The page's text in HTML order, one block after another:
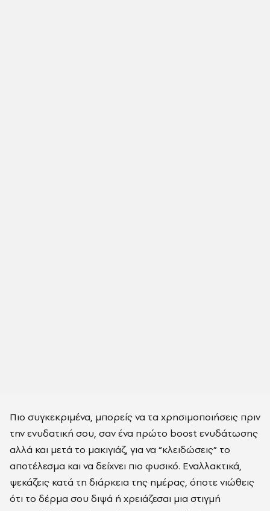
Πιο συγκεκριμένα, μπορείς να τα χρησιμοποιήσεις πριν
την ενυδατική σου, σαν ένα πρώτο boost ενυδάτωσης
αλλά και μετά το μακιγιάζ, για να “κλειδώσεις” το
αποτέλεσμα και να δείχνει πιο φυσικό. Εναλλακτικά,
ψεκάζεις κατά τη διάρκεια της ημέρας, όποτε νιώθεις
ότι το δέρμα σου διψά ή χρειάζεσαι μια στιγμή